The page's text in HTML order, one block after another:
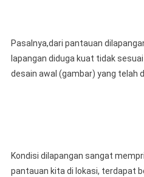
Pasalnya,dari pantauan
lapangan diduga kuat tidak
desain awal (gambar) yang telah
Kondisi dilapangan sangat
pantauan kita di lokasi, terdapat